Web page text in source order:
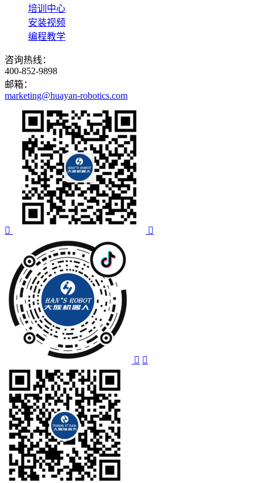
培训中心
安装视频
编程教学
咨询热线：
400-852-9898
邮箱：
marketing@huayan-robotics.com